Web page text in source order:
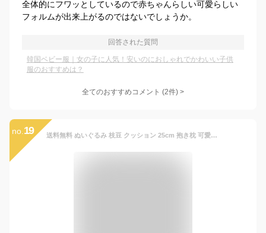
全体的にフワッとしているので赤ちゃんらしい可愛らしい
フォルムが出来上がるのではないでしょうか。
回答された質問
韓国ベビー服｜女の子に人気！安いのにおしゃれでかわいい子供
服のおすすめは？
全てのおすすめコメント (2件) >
no. 19 送料無料 ぬいぐるみ 枝豆 クッション 25cm 抱き枕 可愛い クッション 抱き枕 お昼寝枕 豆 抱き枕 インテリア 子供 おもちゃ おもしろい 車飾り 撮影小物 ふわふわで癒される うつぶせ 柔らか 心地いい プレゼント 出産祝い 楽天海外通販